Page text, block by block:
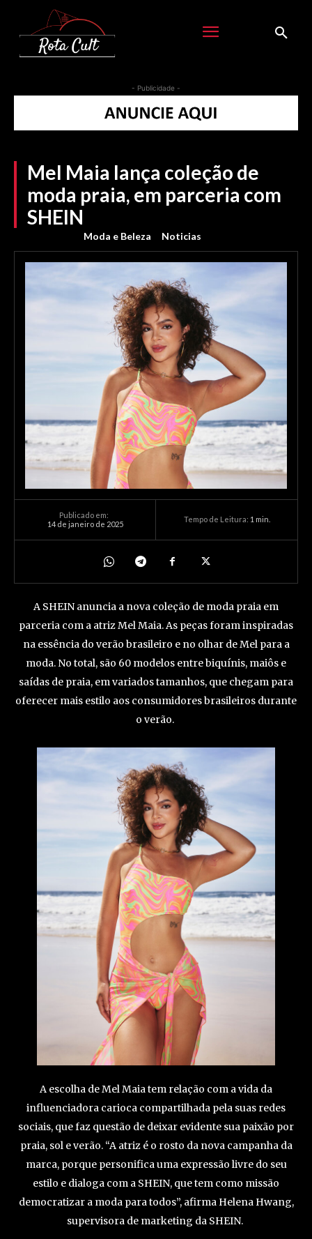
- Publicidade -
Mel Maia lança coleção de
moda praia, em parceria com
SHEIN
Moda e Beleza Noticias
Publicado em:
14 de janeiro de 2025
Tempo de Leitura: 1 min.
A SHEIN anuncia a nova coleção de moda praia em
parceria com a atriz Mel Maia. As peças foram inspiradas
na essência do verão brasileiro e no olhar de Mel para a
moda. No total, são 60 modelos entre biquínis, maiôs e
saídas de praia, em variados tamanhos, que chegam para
oferecer mais estilo aos consumidores brasileiros durante
o verão.
A escolha de Mel Maia tem relação com a vida da
influenciadora carioca compartilhada pela suas redes
sociais, que faz questão de deixar evidente sua paixão por
praia, sol e verão. “A atriz é o rosto da nova campanha da
marca, porque personifica uma expressão livre do seu
estilo e dialoga com a SHEIN, que tem como missão
democratizar a moda para todos”, afirma Helena Hwang,
supervisora de marketing da SHEIN.